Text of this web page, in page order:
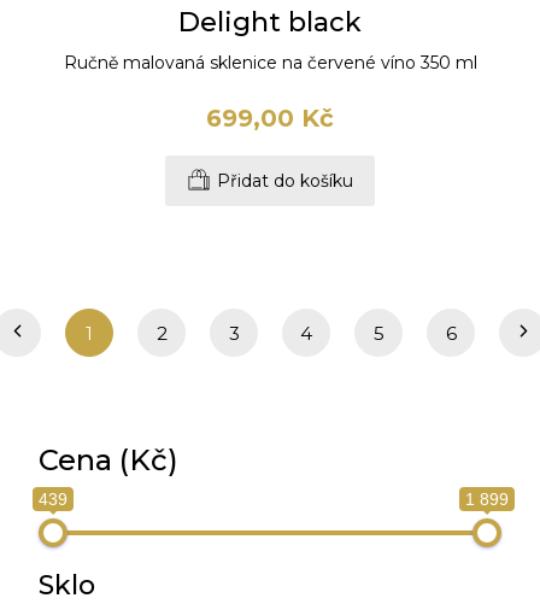
Delight black
Ručně malovaná sklenice na červené víno 350 ml
699,00 Kč
Přidat do košíku
1 2 3 4 5 6
Cena (Kč)
439 1 899
Sklo